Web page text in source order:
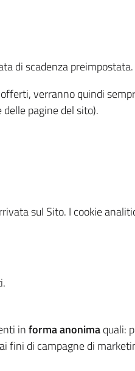
di scadenza preimpostata.
verranno quindi
pagine del sito).
sul Sito. I cookie
informa anonimaquali:
fini di campagne di